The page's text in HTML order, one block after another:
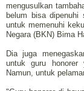
mengusulkan
belum bisa dipenuhi
untuk memenuhi
Negara (BKN) Bima
Dia juga
untuk guru honorer
Namun, untuk